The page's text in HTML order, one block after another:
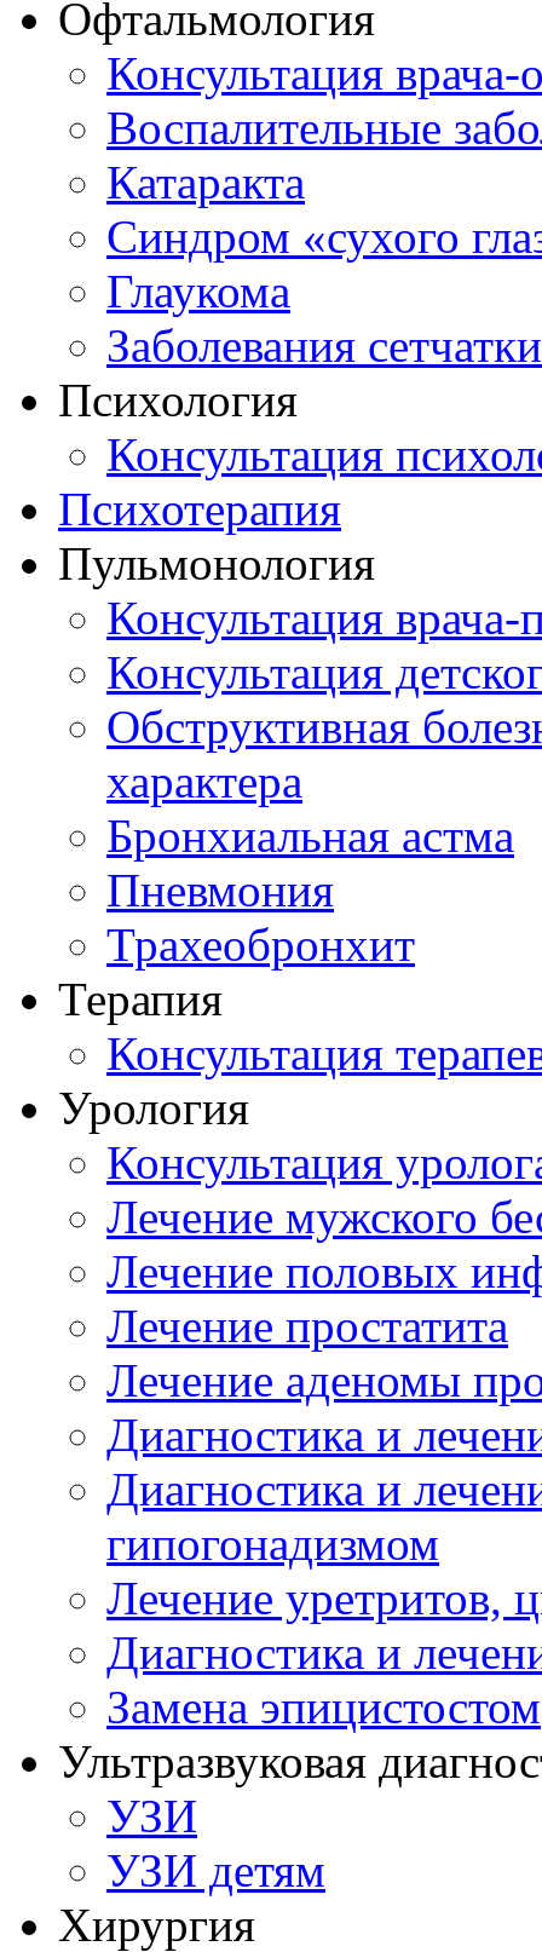
Офтальмология
Консультация врача-
Воспалительные
Катаракта
Синдром «сухого
Глаукома
Заболевания сетчатки
Психология
Консультация
Психотерапия
Пульмонология
Консультация врача-
Консультация
Обструктивная
характера
Бронхиальная астма
Пневмония
Трахеобронхит
Терапия
Консультация
Урология
Консультация
Лечение мужского
Лечение половых
Лечение простатита
Лечение аденомы
Диагностика и
Диагностика и
гипогонадизмом
Лечение уретритов,
Диагностика и
Замена эпицистостом
Ультразвуковая
УЗИ
УЗИ детям
Хирургия